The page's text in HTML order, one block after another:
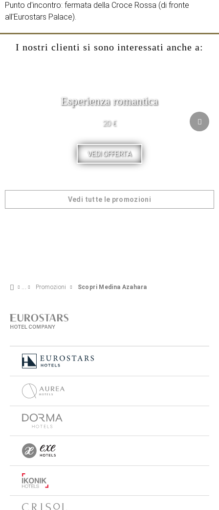
Punto d'incontro: fermata della Croce Rossa (di fronte
all'Eurostars Palace).
I nostri clienti si sono interessati anche a:
Esperienza romantica
20 €
VEDI OFFERTA
Vedi tutte le promozioni
Promozioni Scopri Medina Azahara